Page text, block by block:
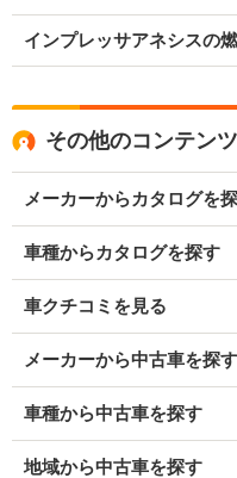
インプレッサアネシスの
その他のコンテンツ
メーカーからカタログを
車種からカタログを探す
車クチコミを見る
メーカーから中古車を探す
車種から中古車を探す
地域から中古車を探す